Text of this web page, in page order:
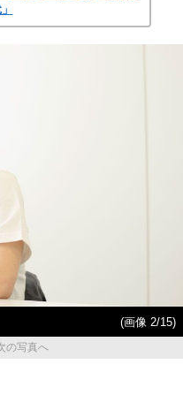
(画像 2/15)
の写真へ